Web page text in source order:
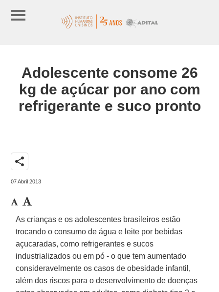
Adolescente consome 26
kg de açúcar por ano com
refrigerante e suco pronto
share
07 Abril 2013
As crianças e os adolescentes brasileiros estão
trocando o consumo de água e leite por bebidas
açucaradas, como refrigerantes e sucos
industrializados ou em pó - o que tem aumentado
consideravelmente os casos de obesidade infantil,
além dos riscos para o desenvolvimento de doenças